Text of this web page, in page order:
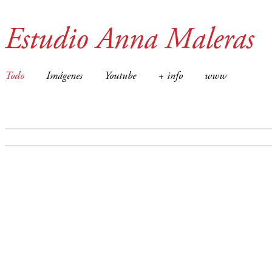
Estudio Anna Maleras
Todo Imágenes Youtube + info www